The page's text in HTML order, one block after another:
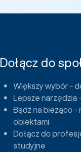
Dołącz do
Większy wybór -
Lepsze narzędzia
Bądź na bieżąco
obiektami
Dołącz do
studyjne